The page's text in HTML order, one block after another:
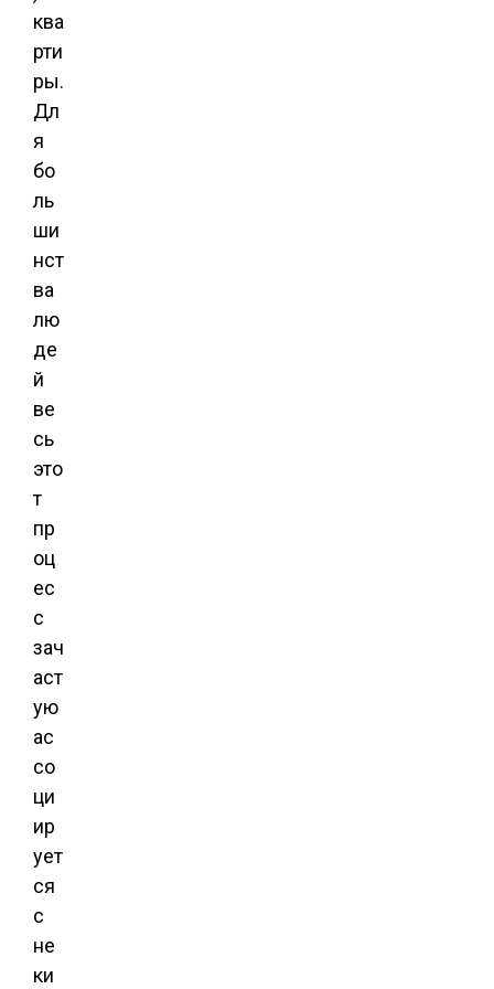
ква
рти
ры.
Дл
я
бо
ль
ши
нст
ва
лю
де
й
ве
сь
это
т
пр
оц
ес
с
зач
аст
ую
ас
со
ци
ир
ует
ся
с
не
ки